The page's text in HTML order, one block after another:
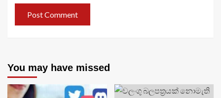
You may have missed